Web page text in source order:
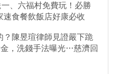
、六福村免費玩！必勝
食餐飲飯店好康必收
陳昱瑄律師見證嚴下跪
，洗錢手法曝光…慈濟回